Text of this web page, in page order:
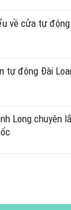
về cửa tự
tự động Đài
Long chuyên